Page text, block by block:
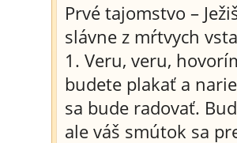
Prvé tajomstvo –
slávne z mŕtvych
1. Veru, veru,
budete plakať a
sa bude radovať.
ale váš smútok sa